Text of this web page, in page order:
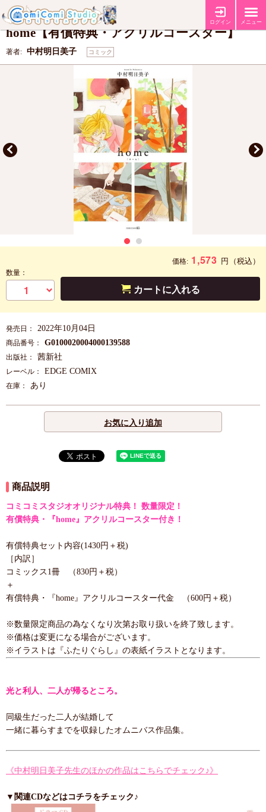
ログイン メニュー
特典 【有償特典・『home』アクリルコースター】 【出版社ペーパー】
home【有償特典・アクリルコースター】
著者: 中村明日美子 コミック
価格: 1,573 円 （税込）
数量：
カートに入れる
発売日： 2022年10月04日
商品番号： G0100020004000139588
出版社： 茜新社
レーベル： EDGE COMIX
在庫： あり
お気に入り追加
商品説明
コミコミスタジオオリジナル特典！ 数量限定！
有償特典・『home』アクリルコースター付き！
有償特典セット内容(1430円＋税)
［内訳］
コミックス1冊 （830円＋税）
＋
有償特典・『home』アクリルコースター代金 （600円＋税）
※数量限定商品の為なくなり次第お取り扱いを終了致します。
※価格は変更になる場合がございます。
※イラストは『ふたりぐらし』の表紙イラストとなります。
光と利人、二人が帰るところ。
同級生だった二人が結婚して
一緒に暮らすまでを収録したオムニバス作品集。
《中村明日美子先生のほかの作品はこちらでチェック♪》
▼関連CDなどはコチラをチェック♪